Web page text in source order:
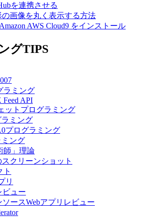
を連携させる
の画像を丸く表示する方法
AWS Cloud9 をインストール
グTIPS
ラミング
Feed API
ットプログラミング
ラミング
プログラミング
ング
師」理論
クリーンショット
ト
リ
ビュー
ソースWebアプリレビュー